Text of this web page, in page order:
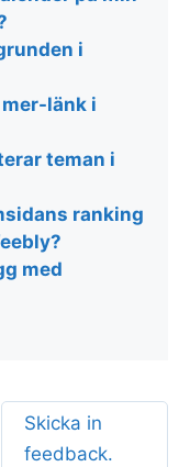
i
länk i
teman i
ranking
med
Skicka in
feedback.